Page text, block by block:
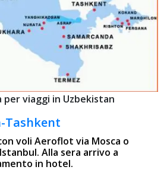
per viaggi in Uzbekistan
Tashkent
voli Aeroflot via Mosca o
Alla sera arrivo a
in hotel.